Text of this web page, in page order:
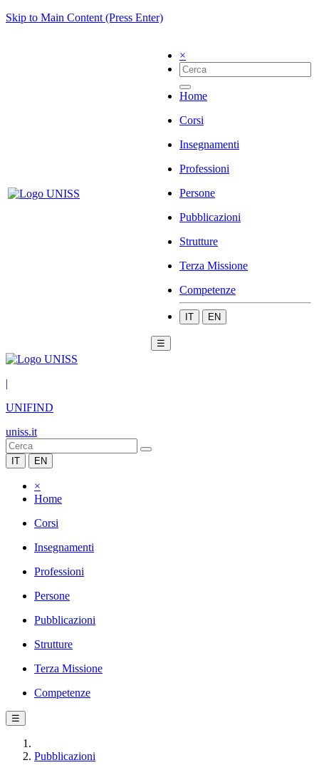
Skip to Main Content (Press Enter)
×
Home
Corsi
Insegnamenti
Professioni
Persone
Pubblicazioni
Strutture
Terza Missione
Competenze
IT EN
☰
|
UNIFIND
uniss.it
IT EN
×
Home
Corsi
Insegnamenti
Professioni
Persone
Pubblicazioni
Strutture
Terza Missione
Competenze
☰
Pubblicazioni